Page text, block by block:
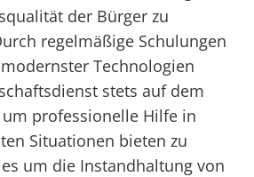
der Bürger zu
regelmäßige Schulungen
Technologien
stets auf dem
professionelle Hilfe in
Situationen bieten zu
um die Instandhaltung von